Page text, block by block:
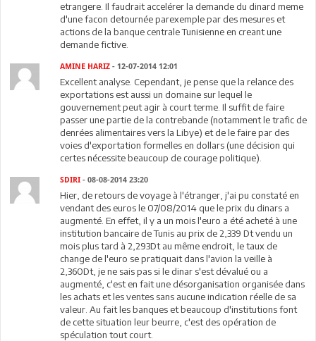
etrangere. Il faudrait accelérer la demande du dinard meme
d'une facon detournée parexemple par des mesures et
actions de la banque centrale Tunisienne en creant une
demande fictive.
AMINE HARIZ - 12-07-2014 12:01
Excellent analyse. Cependant, je pense que la relance des
exportations est aussi un domaine sur lequel le
gouvernement peut agir à court terme. Il suffit de faire
passer une partie de la contrebande (notamment le trafic de
denrées alimentaires vers la Libye) et de le faire par des
voies d'exportation formelles en dollars (une décision qui
certes nécessite beaucoup de courage politique).
SDIRI - 08-08-2014 23:20
Hier, de retours de voyage à l'étranger, j'ai pu constaté en
vendant des euros le 07/08/2014 que le prix du dinars a
augmenté. En effet, il y a un mois l'euro a été acheté à une
institution bancaire de Tunis au prix de 2,339 Dt vendu un
mois plus tard à 2,293Dt au même endroit, le taux de
change de l'euro se pratiquait dans l'avion la veille à
2,360Dt, je ne sais pas si le dinar s'est dévalué ou a
augmenté, c'est en fait une désorganisation organisée dans
les achats et les ventes sans aucune indication réelle de sa
valeur. Au fait les banques et beaucoup d'institutions font
de cette situation leur beurre, c'est des opération de
spéculation tout court.